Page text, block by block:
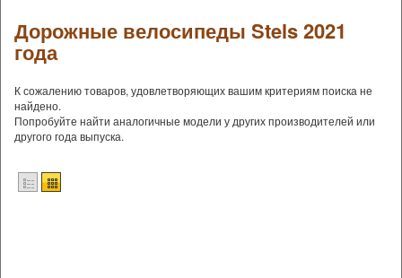
Дорожные велосипеды Stels 2021
года
К сожалению товаров, удовлетворяющих вашим критериям поиска не
найдено.
Попробуйте найти аналогичные модели у других производителей или
другого года выпуска.